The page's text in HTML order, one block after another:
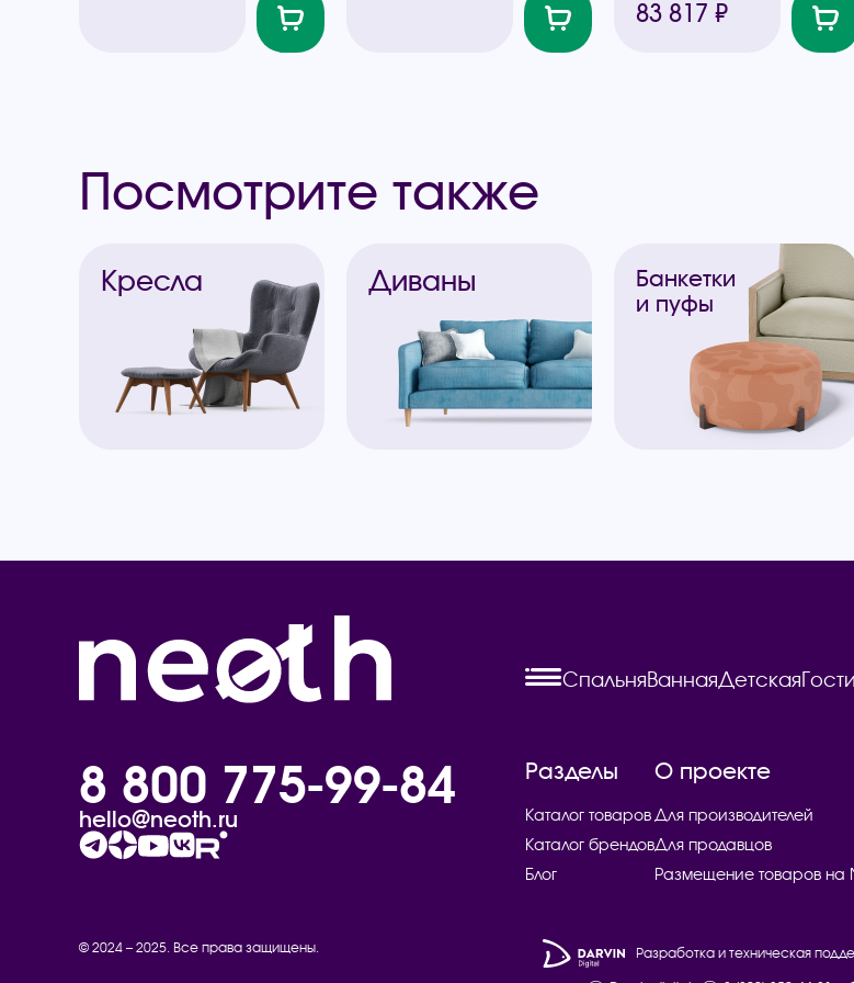
83 817 ₽
Посмотрите также
Кресла Диваны
Банкетки
и пуфы
СпальняВаннаяДетская
8 800 775-99-84
hello@neoth.ru
Разделы
Каталог товаров
Каталог брендов
Блог
О проекте
Для производителей
Для продавцов
Размещение товаров на
© 2024 – 2025. Все права защищены. Разработка и техническая